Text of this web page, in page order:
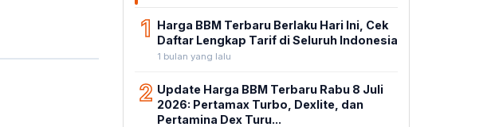
1 Harga BBM Terbaru Berlaku Hari Ini, Cek
Daftar Lengkap Tarif di Seluruh Indonesia
1 bulan yang lalu
2 Update Harga BBM Terbaru Rabu 8 Juli
2026: Pertamax Turbo, Dexlite, dan
Pertamina Dex Turu...